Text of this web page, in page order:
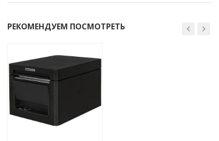
РЕКОМЕНДУЕМ ПОСМОТРЕТЬ